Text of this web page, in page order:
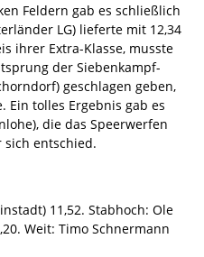
Feldern gab es schließlich
LG) lieferte mit 12,34
ihrer Extra-Klasse, musste
der Siebenkampf-
geschlagen geben,
Ein tolles Ergebnis gab es
die das Speerwerfen
sich entschied.
11,52. Stabhoch: Ole
Weit: Timo Schnermann